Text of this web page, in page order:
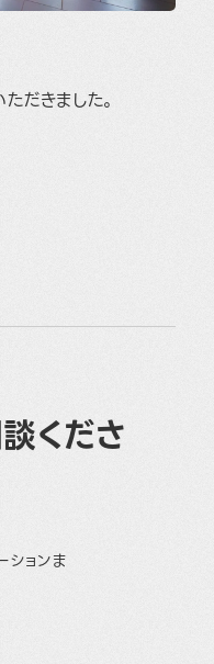
だきました。
くださ
ションま